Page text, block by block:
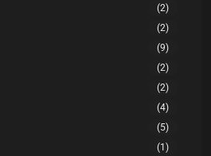
(2)
(2)
(9)
(2)
(2)
(4)
(5)
(1)